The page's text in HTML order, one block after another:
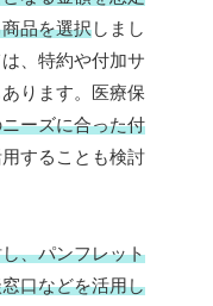
品を選択しまし
、特約や付加サ
ります。医療保
ーズに合った付
することも検討
、パンフレット
口などを活用し